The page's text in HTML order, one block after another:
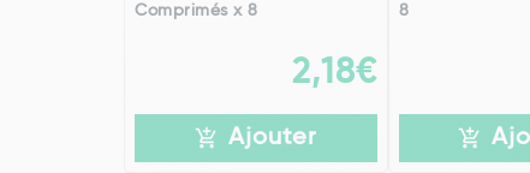
Comprimés x 8
2,18€
Ajouter
8